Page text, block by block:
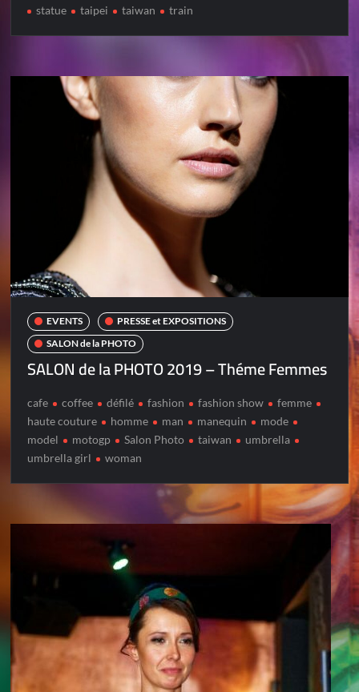
statue
taipei taiwan train
EVENTS
PRESSE et EXPOSITIONS
SALON de la PHOTO
SALON de la PHOTO 2019 – Théme Femmes
cafe coffee défilé fashion fashion show
femme
haute couture
homme man manequin
mode
model
motogp Salon Photo taiwan
umbrella
umbrella girl
woman